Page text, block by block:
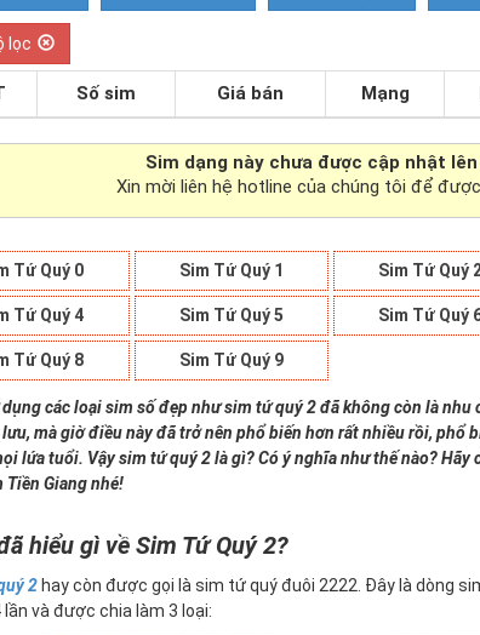
lọc
Số sim Giá bán Mạng
Sim dạng này chưa được cập nhật lên
Xin mời liên hệ hotline của chúng tôi để
Tứ Quý 0 Sim Tứ Quý 1 Sim Tứ Quý
Tứ Quý 4 Sim Tứ Quý 5 Sim Tứ Quý
Tứ Quý 8 Sim Tứ Quý 9
dụng các loại sim số đẹp như sim tứ quý 2 đã không còn là nhu
mà giờ điều này đã trở nên phổ biến hơn rất nhiều rồi, phổ
lứa tuổi. Vậy sim tứ quý 2 là gì? Có ý nghĩa như thế nào?
Tiền Giang nhé!
hiểu gì về Sim Tứ Quý 2?
2 hay còn được gọi là sim tứ quý đuôi 2222. Đây là dòng
lần và được chia làm 3 loại: